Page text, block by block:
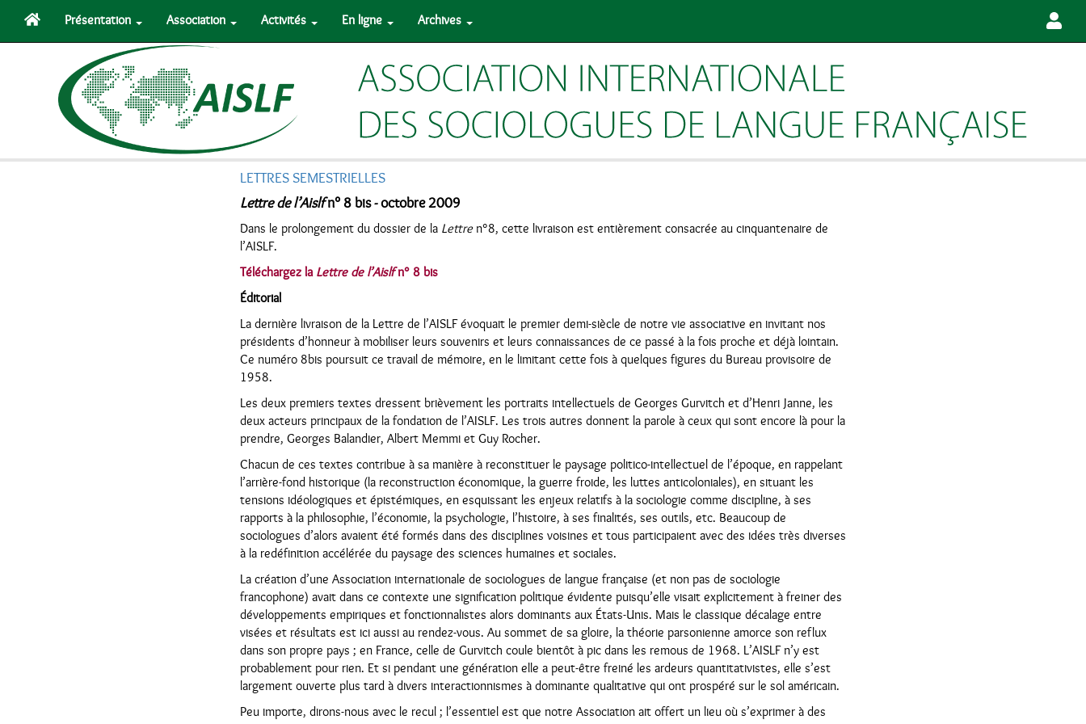
Présentation Association Activités En ligne Archives
LETTRES SEMESTRIELLES
Lettre de l’Aislfn° 8 bis - octobre 2009
Dans le prolongement du dossier de la Lettren°8, cette livraison est entièrement consacrée au cinquantenaire de
l’AISLF.
Téléchargez la Lettre de l’Aislfn° 8 bis
Éditorial
La dernière livraison de la Lettre de l’AISLF évoquait le premier demi-siècle de notre vie associative en invitant nos
présidents d’honneur à mobiliser leurs souvenirs et leurs connaissances de ce passé à la fois proche et déjà lointain.
Ce numéro 8bis poursuit ce travail de mémoire, en le limitant cette fois à quelques figures du Bureau provisoire de
1958.
Les deux premiers textes dressent brièvement les portraits intellectuels de Georges Gurvitch et d’Henri Janne, les
deux acteurs principaux de la fondation de l’AISLF. Les trois autres donnent la parole à ceux qui sont encore là pour la
prendre, Georges Balandier, Albert Memmi et Guy Rocher.
Chacun de ces textes contribue à sa manière à reconstituer le paysage politico-intellectuel de l’époque, en rappelant
l’arrière-fond historique (la reconstruction économique, la guerre froide, les luttes anticoloniales), en situant les
tensions idéologiques et épistémiques, en esquissant les enjeux relatifs à la sociologie comme discipline, à ses
rapports à la philosophie, l’économie, la psychologie, l’histoire, à ses finalités, ses outils, etc. Beaucoup de
sociologues d’alors avaient été formés dans des disciplines voisines et tous participaient avec des idées très diverses
à la redéfinition accélérée du paysage des sciences humaines et sociales.
La création d’une Association internationale de sociologues de langue française (et non pas de sociologie
francophone) avait dans ce contexte une signification politique évidente puisqu’elle visait explicitement à freiner des
développements empiriques et fonctionnalistes alors dominants aux États-Unis. Mais le classique décalage entre
visées et résultats est ici aussi au rendez-vous. Au sommet de sa gloire, la théorie parsonienne amorce son reflux
dans son propre pays ; en France, celle de Gurvitch coule bientôt à pic dans les remous de 1968. L’AISLF n’y est
probablement pour rien. Et si pendant une génération elle a peut-être freiné les ardeurs quantitativistes, elle s’est
largement ouverte plus tard à divers interactionnismes à dominante qualitative qui ont prospéré sur le sol américain.
Peu importe, dirons-nous avec le recul ; l’essentiel est que notre Association ait offert un lieu où s’exprimer à des